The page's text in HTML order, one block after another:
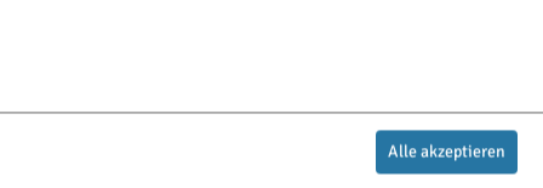
Alle akzeptieren